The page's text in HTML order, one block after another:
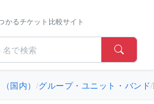
かるチケット比較サイト
国内） /グループ・ユニット・バンド/